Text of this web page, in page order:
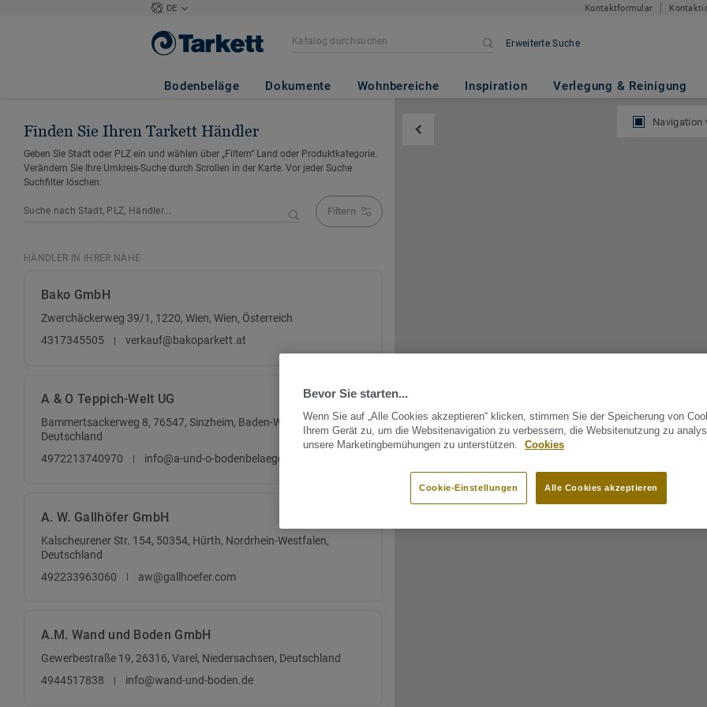
DE Kontaktformular
Erweiterte Suche
Bodenbeläge Dokumente Wohnbereiche Inspiration Verlegung & Reinigung
Finden Sie Ihren Tarkett Händler
Geben Sie Stadt oder PLZ ein und wählen über „Filtern“ Land oder Produktkategorie.
Verändern Sie Ihre Umkreis-Suche durch Scrollen in der Karte. Vor jeder Suche
Suchfilter löschen:
Filtern
HÄNDLER IN IHRER NÄHE
Bako GmbH
Zwerchäckerweg 39/1, 1220, Wien, Wien, Österreich
4317345505
verkauf@bakoparkett.at
A & O Teppich-Welt UG
Bammertsackerweg 8, 76547, Sinzheim, Baden-Württemberg,
Deutschland
4972213740970
info@a-und-o-bodenbelaege.de
A. W. Gallhöfer GmbH
Kalscheurener Str. 154, 50354, Hürth, Nordrhein-Westfalen,
Deutschland
492233963060
aw@gallhoefer.com
A.M. Wand und Boden GmbH
Gewerbestraße 19, 26316, Varel, Niedersachsen, Deutschland
4944517838
info@wand-und-boden.de
Navigation
Bevor Sie starten...
Wenn Sie auf „Alle Cookies akzeptieren“ klicken, stimmen Sie der Speicherung von
Ihrem Gerät zu, um die Websitenavigation zu verbessern, die Websitenutzung zu
unsere Marketingbemühungen zu unterstützen.
Cookies
Alle Cookies akzeptieren
Cookie-Einstellungen